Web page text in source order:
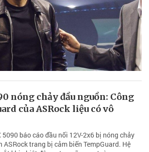
nóng chảy đầu nguồn: Công
của ASRock liệu có vô
báo cáo đầu nối 12V-2x6 bị nóng chảy
ASRock trang bị cảm biến TempGuard. Hệ